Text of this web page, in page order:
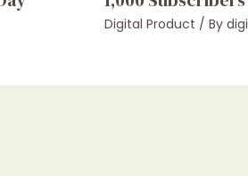
Digital Product / By